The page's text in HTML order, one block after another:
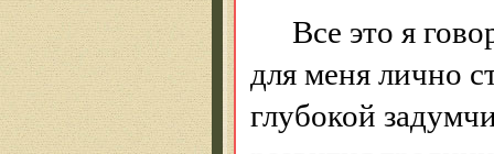
Все это я
для меня лично
глубокой